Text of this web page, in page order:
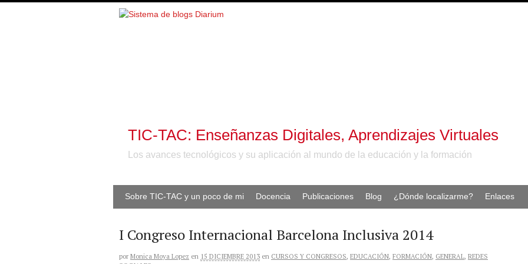
TIC-TAC: Enseñanzas Digitales, Aprendizajes Virtuales
Los avances tecnológicos y su aplicación al mundo de la educación y la formación
Sobre TIC-TAC y un poco de mi Docencia Publicaciones Blog ¿Dónde localizarme? Enlaces
I Congreso Internacional Barcelona Inclusiva 2014
por Monica Moya Lopez en 15 DICIEMBRE 2013 en CURSOS Y CONGRESOS, EDUCACIÓN, FORMACIÓN, GENERAL, REDES